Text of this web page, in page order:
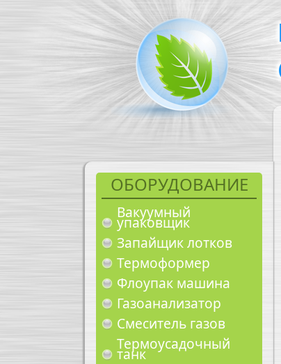
Перейти к основному содержанию
ОБОРУДОВАНИЕ
Вакуумный
упаковщик
Запайщик лотков
Термоформер
Флоупак машина
Газоанализатор
Смеситель газов
Термоусадочный
танк